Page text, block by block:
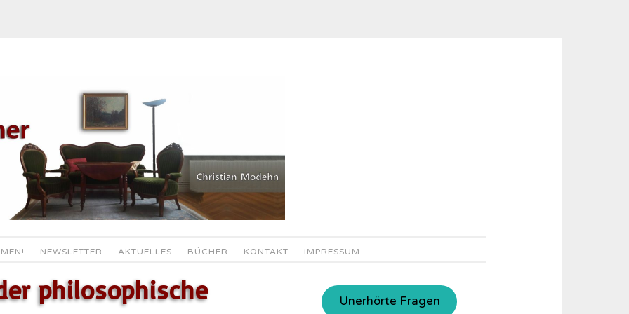
NEWSLETTER AKTUELLES BÜCHER KONTAKT IMPRESSUM
philosophische Unerhörte Fragen